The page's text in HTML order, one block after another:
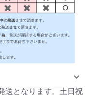
送となります。土日祝